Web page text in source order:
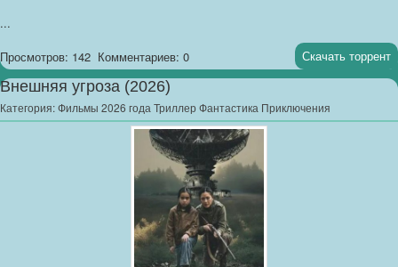
...
Просмотров: 142 Комментариев: 0 Скачать торрент
Внешняя угроза (2026)
Категория:Фильмы 2026 года Триллер Фантастика Приключения